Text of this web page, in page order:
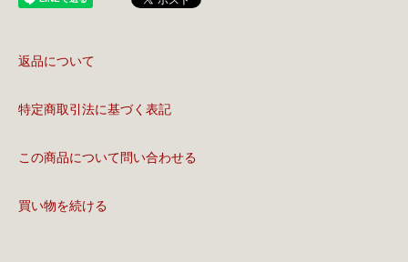
返品について
特定商取引法に基づく表記
この商品について問い合わせる
買い物を続ける